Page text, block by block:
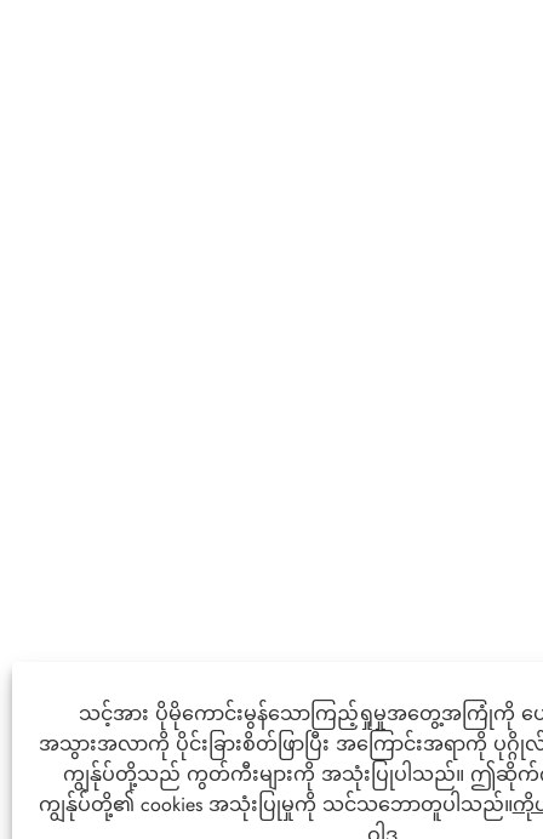
သင့်အား ပိုမိုကောင်းမွန်သောကြည့်ရှုမှုအတွေ့အကြုံကို ပ
အသွားအလာကို ပိုင်းခြားစိတ်ဖြာပြီး အကြောင်းအရာကို ပုဂ္
ကျွန်ုပ်တို့သည် ကွတ်ကီးများကို အသုံးပြုပါသည်။ ဤဆိုက်ကို
ကျွန်ုပ်တို့၏ cookies အသုံးပြုမှုကို သင်သဘောတူပါသည်။ကို